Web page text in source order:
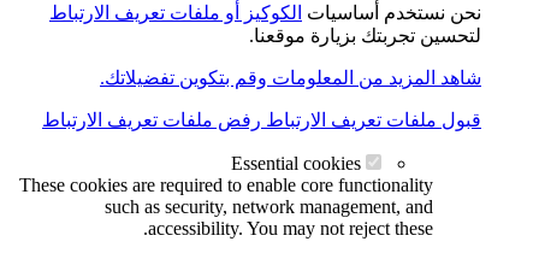
نحن نستخدم أساسيات الكوكيز أو ملفات تعريف الارتباط
لتحسين تجربتك بزيارة موقعنا.
شاهد المزيد من المعلومات وقم بتكوين تفضيلاتك.
قبول ملفات تعريف الارتباط رفض ملفات تعريف الارتباط
Essential cookies
These cookies are required to enable core functionality
such as security, network management, and
accessibility. You may not reject these.